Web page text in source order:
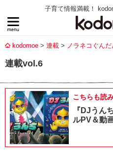
子育て情報満載！
kodomoe 連載 ノラネコぐん
連載vol.6
こちらも読
『DJうん
ルPV＆動